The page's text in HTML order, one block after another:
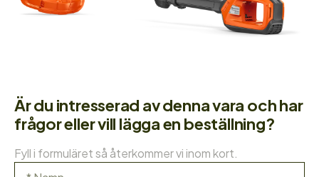
Är du intresserad av denna vara och har
frågor eller vill lägga en beställning?
Fyll i formuläret så återkommer vi inom kort.